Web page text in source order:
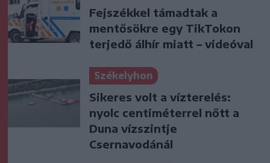
Fejszékkel támadtak a
mentősökre egy TikTokon
terjedő álhír miatt – videóval
Székelyhon
Sikeres volt a vízterelés:
nyolc centiméterrel nőtt a
Duna vízszintje
Csernavodánál